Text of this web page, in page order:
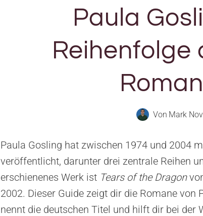
Paula
Reihenfolge
Von Mark
Paula Gosling hat zwischen 1974 und 2004
veröffentlicht, darunter drei zentrale Reihen
erschienenes Werk ist Tears of the Dragon
2002. Dieser Guide zeigt dir die Romane
nennt die deutschen Titel und hilft dir bei der